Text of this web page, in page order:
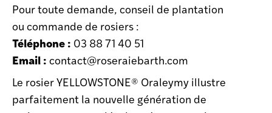
Pour toute demande, conseil de plantation
ou commande de rosiers :
Téléphone : 03 88 71 40 51
Email : contact@roseraiebarth.com
Le rosier YELLOWSTONE® Oraleymy illustre
parfaitement la nouvelle génération de